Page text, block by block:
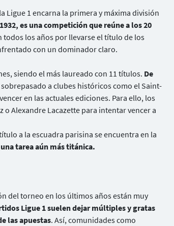
Ligue 1 encarna la primera y máxima división
es una competición que reúne a los 20
todos los años por llevarse el título de los
con un dominador claro.
siendo el más laureado con 11 títulos. De
sobrepasado a clubes históricos como el Saint-
en las actuales ediciones. Para ello, los
Alexandre Lacazette para intentar vencer a
a la escuadra parisina se encuentra en la
tarea aún más titánica.
del torneo en los últimos años están muy
Ligue 1 suelen dejar múltiples y gratas
las apuestas. Así, comunidades como